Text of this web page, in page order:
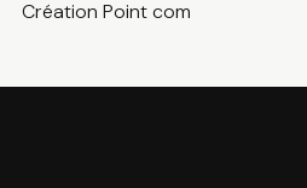
Création Point com